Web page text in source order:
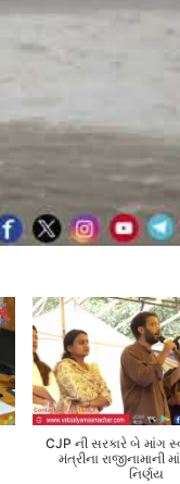
CJP ની સરકારે બે માંગ
મંત્રીના રાજીનામાની
નિર્ણય